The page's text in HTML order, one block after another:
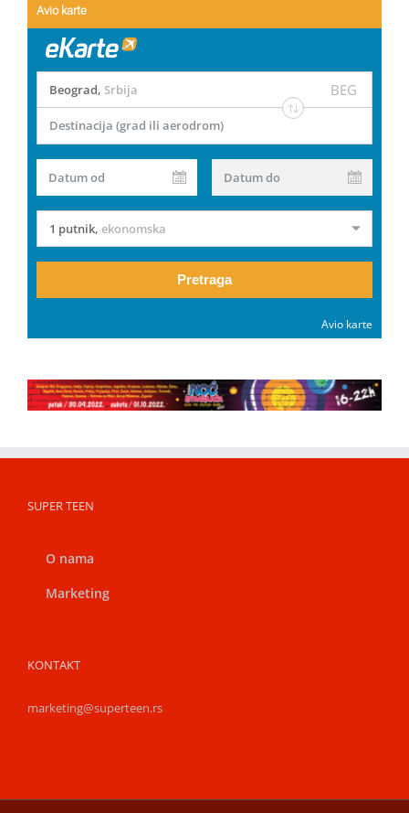
Avio karte
Beograd, Srbija BEG
Destinacija (grad ili aerodrom)
Datum od Datum do
1 putnik, ekonomska
Pretraga
Avio karte
SUPER TEEN
O nama
Marketing
KONTAKT
marketing@superteen.rs